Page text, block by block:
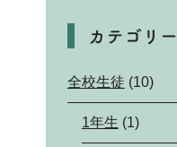
カテゴリー
全校生徒 (10)
1年生 (1)